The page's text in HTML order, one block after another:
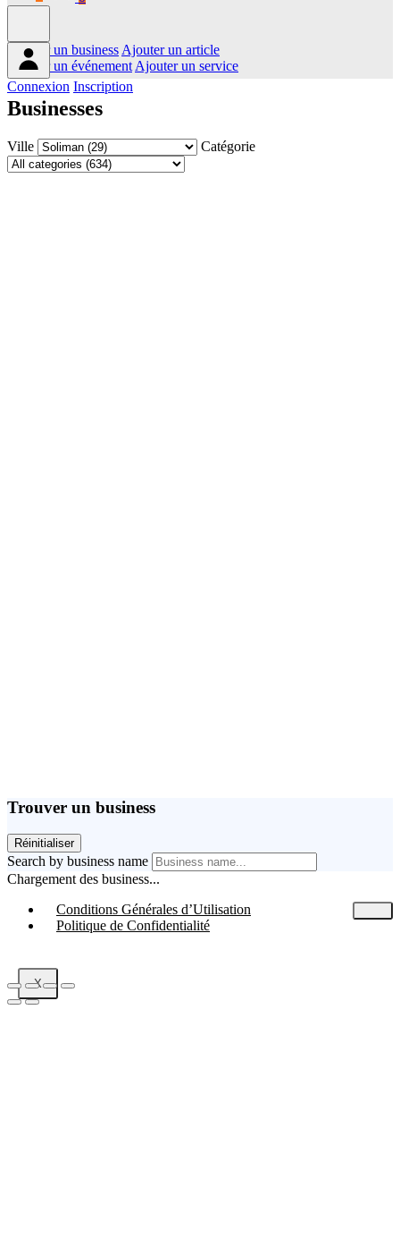
Ajouter un business Ajouter un article
Ajouter un événement Ajouter un service
Connexion Inscription
Businesses
Ville Catégorie
Trouver un business
Réinitialiser
Search by business name
Chargement des business...
Conditions Générales d’Utilisation
Politique de Confidentialité
X